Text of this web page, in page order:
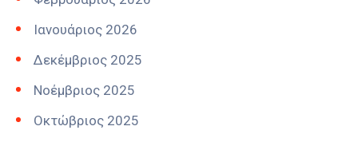
Ιανουάριος 2026
Δεκέμβριος 2025
Νοέμβριος 2025
Οκτώβριος 2025